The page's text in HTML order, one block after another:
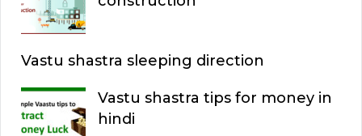
Vastu shastra sleeping direction
Vastu shastra tips for money in
hindi